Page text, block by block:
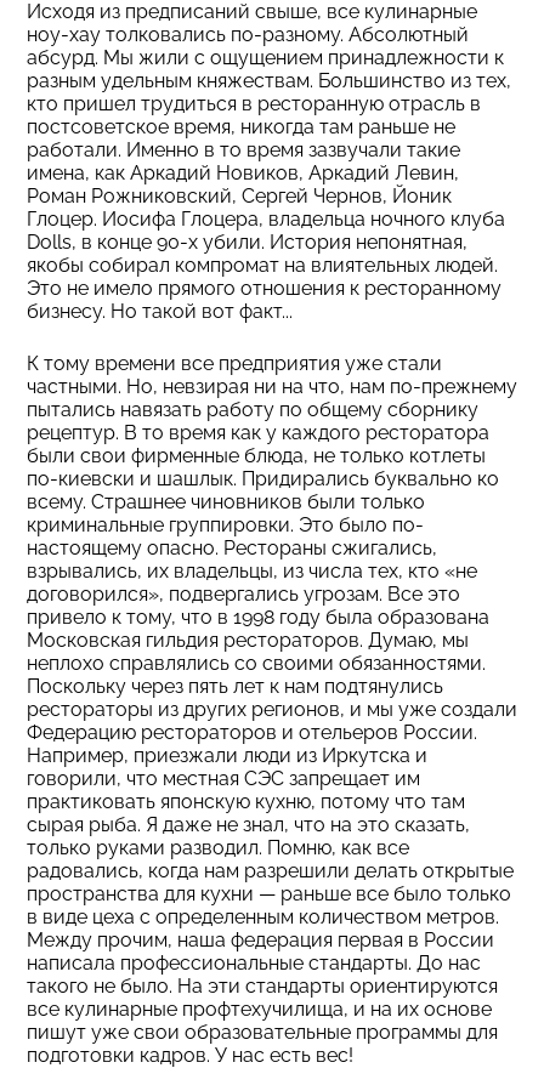
Исходя из предписаний свыше, все кулинарные
ноу-хау толковались по-разному. Абсолютный
абсурд. Мы жили с ощущением принадлежности к
разным удельным княжествам. Большинство из тех,
кто пришел трудиться в ресторанную отрасль в
постсоветское время, никогда там раньше не
работали. Именно в то время зазвучали такие
имена, как Аркадий Новиков, Аркадий Левин,
Роман Рожниковский, Сергей Чернов, Йоник
Глоцер. Иосифа Глоцера, владельца ночного клуба
Dolls, в конце 90-х убили. История непонятная,
якобы собирал компромат на влиятельных людей.
Это не имело прямого отношения к ресторанному
бизнесу. Но такой вот факт...
К тому времени все предприятия уже стали
частными. Но, невзирая ни на что, нам по-прежнему
пытались навязать работу по общему сборнику
рецептур. В то время как у каждого ресторатора
были свои фирменные блюда, не только котлеты
по-киевски и шашлык. Придирались буквально ко
всему. Страшнее чиновников были только
криминальные группировки. Это было по-
настоящему опасно. Рестораны сжигались,
взрывались, их владельцы, из числа тех, кто «не
договорился», подвергались угрозам. Все это
привело к тому, что в 1998 году была образована
Московская гильдия рестораторов. Думаю, мы
неплохо справлялись со своими обязанностями.
Поскольку через пять лет к нам подтянулись
рестораторы из других регионов, и мы уже создали
Федерацию рестораторов и отельеров России.
Например, приезжали люди из Иркутска и
говорили, что местная СЭС запрещает им
практиковать японскую кухню, потому что там
сырая рыба. Я даже не знал, что на это сказать,
только руками разводил. Помню, как все
радовались, когда нам разрешили делать открытые
пространства для кухни — раньше все было только
в виде цеха с определенным количеством метров.
Между прочим, наша федерация первая в России
написала профессиональные стандарты. До нас
такого не было. На эти стандарты ориентируются
все кулинарные профтехучилища, и на их основе
пишут уже свои образовательные программы для
подготовки кадров. У нас есть вес!